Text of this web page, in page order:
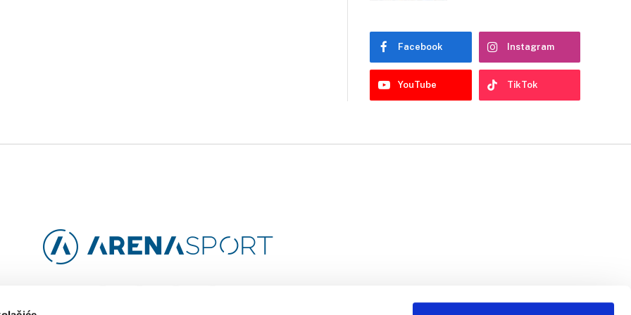
Facebook Instagram
YouTube TikTok